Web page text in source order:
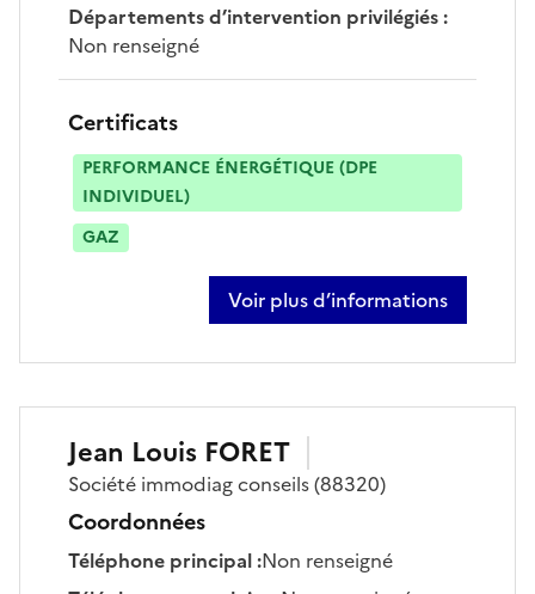
Départements d’intervention privilégiés:
Non renseigné
Certificats
PERFORMANCE ÉNERGÉTIQUE (DPE
INDIVIDUEL)
GAZ
Voir plus d’informations
sur marion delagrange
Jean Louis FORET
Société immodiag conseils(88320)
Coordonnées
Téléphone principal:Non renseigné